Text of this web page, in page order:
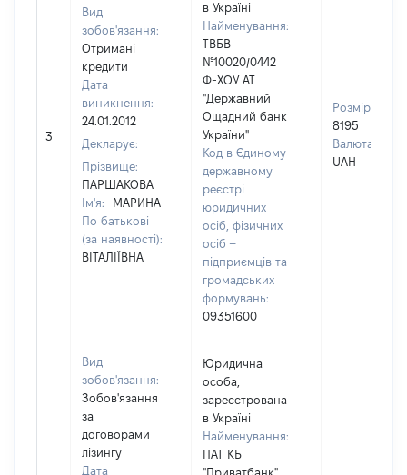
3
Вид
зобов'язання:
Отримані
кредити
Дата
виникнення:
24.01.2012
Декларує:
Прізвище:
ПАРШАКОВА
Ім'я:
МАРИНА
По батькові
(за наявності):
ВІТАЛІЇВНА
в Україні
Найменування:
ТВБВ
№10020/0442
Ф-ХОУ АТ
"Державний
Ощадний банк
України"
Код в Єдиному
державному
реєстрі
юридичних
осіб, фізичних
осіб –
підприємців та
громадських
формувань:
09351600
Розмір:
8195
Валюта:
UAH
Вид
зобов'язання:
Зобов'язання
за
договорами
лізингу
Дата
Юридична
особа,
зареєстрована
в Україні
Найменування:
ПАТ КБ
"Приватбанк"